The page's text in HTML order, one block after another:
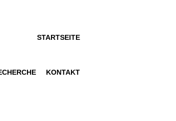
STARTSEITE
KONTAKT